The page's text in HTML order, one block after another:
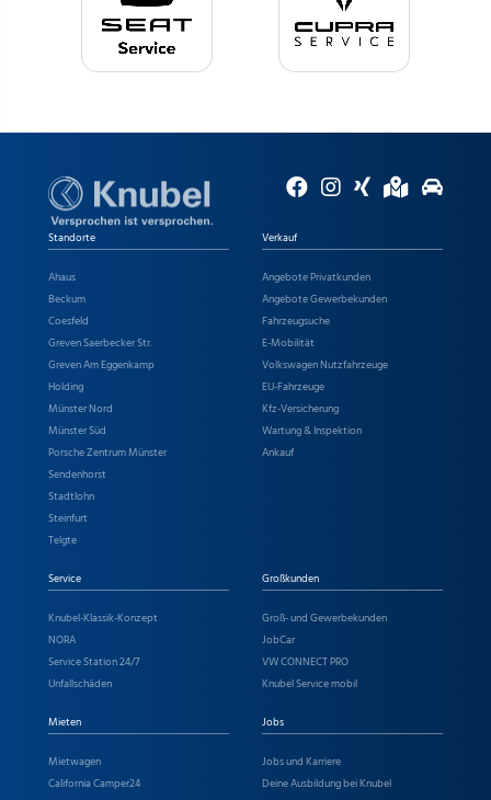
Standorte
Ahaus
Beckum
Coesfeld
Greven Saerbecker Str.
Greven Am Eggenkamp
Holding
Münster Nord
Münster Süd
Porsche Zentrum Münster
Sendenhorst
Stadtlohn
Steinfurt
Telgte
Verkauf
Angebote Privatkunden
Angebote Gewerbekunden
Fahrzeugsuche
E-Mobilität
Volkswagen Nutzfahrzeuge
EU-Fahrzeuge
Kfz-Versicherung
Wartung & Inspektion
Ankauf
Service
Knubel-Klassik-Konzept
NORA
Service Station 24/7
Unfallschäden
Großkunden
Groß- und Gewerbekunden
JobCar
VW CONNECT PRO
Knubel Service mobil
Mieten
Mietwagen
California Camper24
Jobs
Jobs und Karriere
Deine Ausbildung bei Knubel